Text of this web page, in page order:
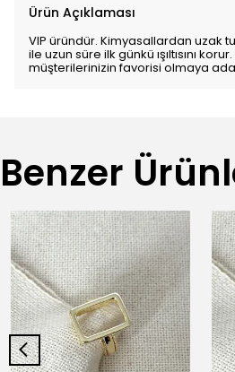
Ürün Açıklaması
VIP üründür. Kimyasallardan uzak
ile uzun süre ilk günkü ışıltısını
müşterilerinizin favorisi olmaya
Benzer